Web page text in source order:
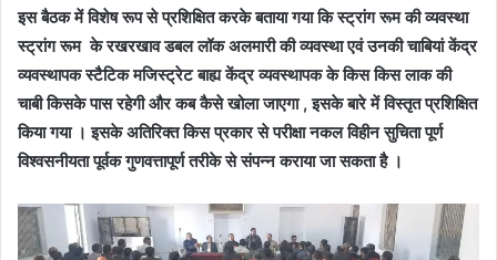
इस बैठक में विशेष रूप से प्रशिक्षित करके बताया गया कि स्ट्रांग रूम की व्यवस्था
स्ट्रांग रूम के रखरखाव डबल लॉक अलमारी की व्यवस्था एवं उनकी चाबियां केंद्र
व्यवस्थापक स्टैटिक मजिस्ट्रेट बाह्य केंद्र व्यवस्थापक के किस किस लाक की
चाबी किसके पास रहेगी और कब कैसे खोला जाएगा , इसके बारे में विस्तृत प्रशिक्षित
किया गया । इसके अतिरिक्त किस प्रकार से परीक्षा नकल विहीन सुचिता पूर्ण
विश्वसनीयता पूर्वक गुणवत्तापूर्ण तरीके से संपन्न कराया जा सकता है ।